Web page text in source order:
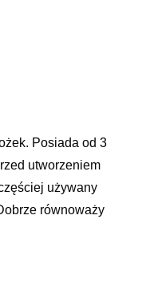
Posiada od 3
utworzeniem
używany
równoważy